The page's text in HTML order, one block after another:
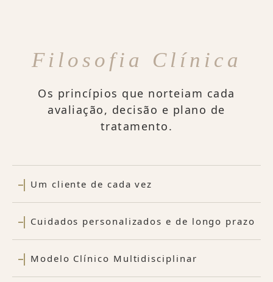
Filosofia Clínica
Os princípios que norteiam cada
avaliação, decisão e plano de
tratamento.
Um cliente de cada vez
Cuidados personalizados e de longo prazo
Modelo Clínico Multidisciplinar